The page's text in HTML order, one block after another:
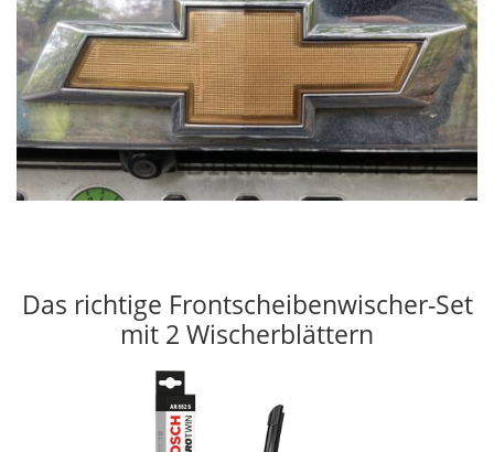
Das richtige Frontscheibenwischer-Set
mit 2 Wischerblättern